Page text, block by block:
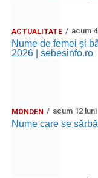
ACTUALITATE acum
Nume de femei și
2026 | sebesinfo.ro
MONDEN acum 12 luni
Nume care se